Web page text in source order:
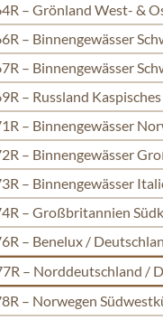
– Grönland West- &
– Binnengewässer
– Binnengewässer
– Russland
– Binnengewässer
– Binnengewässer
– Binnengewässer
– Großbritannien
– Benelux /
– Norddeutschland /
– Norwegen